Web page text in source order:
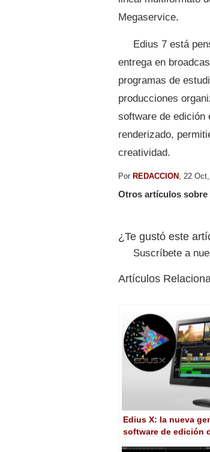
Megaservice.
Edius 7 está
entrega en
programas de
producciones
software de edición
renderizado,
creatividad.
Por REDACCION , 22
Otros artículos sobre
¿Te gustó este
Suscríbete a
Artículos
Edius X: la nueva
software de edición